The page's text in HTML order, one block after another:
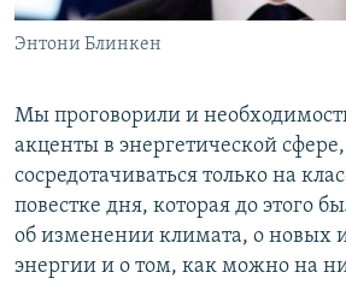
Энтони Блинкен
Мы проговорили и
акценты в энергетической
сосредотачиваться только на
повестке дня, которая до этого
об изменении климата, о новых
энергии и о том, как можно на